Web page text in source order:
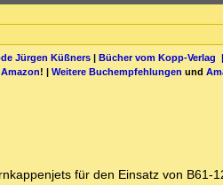
Jürgen Küßners| Bücher vom Kopp-Verlag |
! | Weitere Buchempfehlungen und
für den Einsatz von B61-